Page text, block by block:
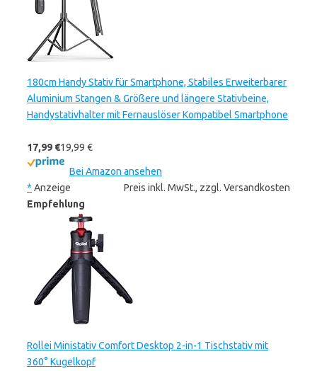
180cm Handy Stativ für Smartphone, Stabiles Erweiterbarer
Aluminium Stangen & Größere und längere Stativbeine,
Handystativhalter mit Fernauslöser Kompatibel Smartphone
17,99 €19,99 €
Bei Amazon ansehen
* Anzeige
Preis inkl. MwSt., zzgl. Versandkosten
Empfehlung
Rollei Ministativ Comfort Desktop 2-in-1 Tischstativ mit
360° Kugelkopf